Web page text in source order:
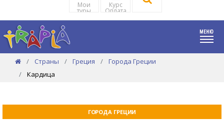
Мои
туры
Курс
Оплата
Страны Греция
Города Греции
Кардица
ГОРОДА ГРЕЦИИ